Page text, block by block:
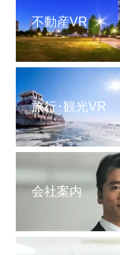
不動産VR
旅行･観光VR
会社案内